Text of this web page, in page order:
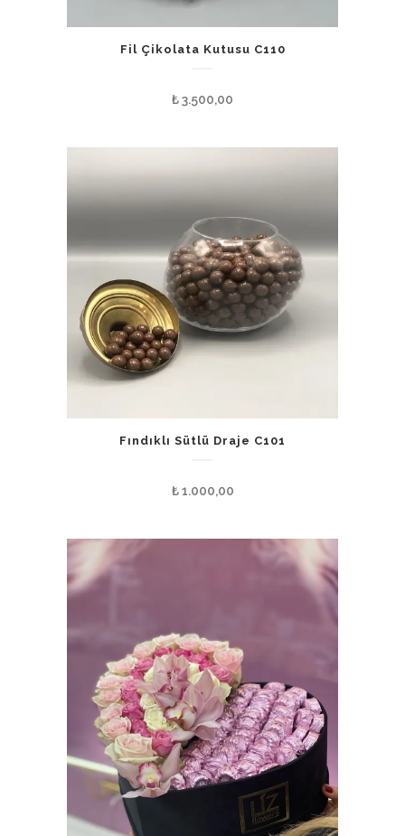
Fil Çikolata Kutusu C110
₺3.500,00
Fındıklı Sütlü Draje C101
₺1.000,00